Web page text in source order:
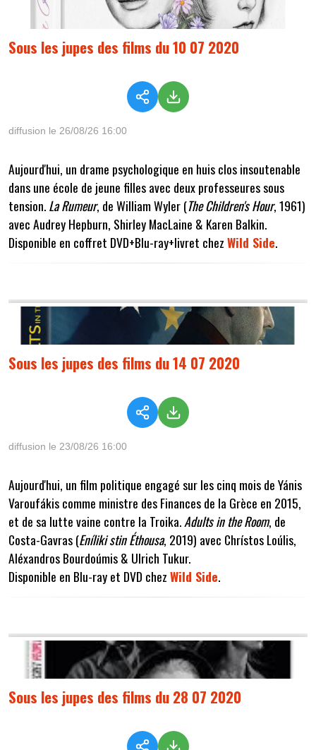
Sous les jupes des films du 10 07 2020
diffusion le 26/08/26 16:00
Aujourd'hui, un drame psychologique en huis clos insoutenable
dans une école de jeune filles avec deux professeures sous
tension.La Rumeur, de William Wyler (The Children's Hour, 1961)
avec Audrey Hepburn, Shirley MacLaine & Karen Balkin.
Disponible en coffret DVD+Blu-ray+livret chezWild Side.
Sous les jupes des films du 14 07 2020
diffusion le 23/08/26 16:00
Aujourd'hui, un film politique engagé sur les cinq mois deYánis
Varoufákis comme ministre des Finances de la Grèce en 2015,
et de sa lutte vaine contre la Troika.Adults in the Room, de
Costa-Gavras (Eníliki stin Éthousa, 2019) avec Chrístos Loúlis,
Aléxandros Bourdoúmis & Ulrich Tukur.
Disponible en Blu-ray et DVD chezWild Side.
Sous les jupes des films du 28 07 2020